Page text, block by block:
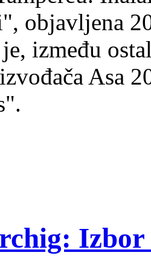
objavljena
između
Asa
Izbor